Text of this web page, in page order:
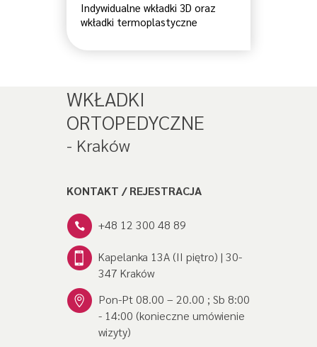
Indywidualne wkładki 3D oraz
wkładki termoplastyczne
WKŁADKI
ORTOPEDYCZNE
- Kraków
KONTAKT / REJESTRACJA
+48 12 300 48 89
Kapelanka 13A (II piętro) | 30-
347 Kraków
Pon-Pt 08.00 – 20.00 ; Sb 8:00
- 14:00 (konieczne umówienie
wizyty)